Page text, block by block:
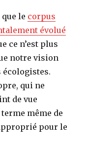
le corpus
évolué
ce n’est plus
notre vision
écologistes.
qui ne
de vue
même de
pour le